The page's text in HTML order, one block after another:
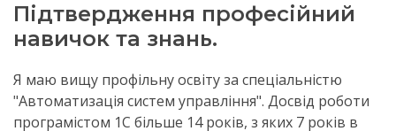
Підтвердження професійний
навичок та знань.
Я маю вищу профільну освіту за спеціальністю
"Автоматизація систем управління". Досвід роботи
програмістом 1С більше 14 років, з яких 7 років в